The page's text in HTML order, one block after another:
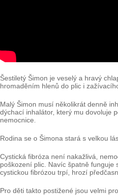
Šestiletý Šimon je veselý a hravý
hromaděním hlenů do plic i
Malý Šimon musí několikrát denně
dýchací inhalátor, který mu dovoluje
nemocnice.
Rodina se o Šimona stará s velkou
Cystická fibróza není nakažlivá,
poškození plic. Navíc špatně
cystickou fibrózou trpí, hrozí
Pro děti takto postižené jsou velmi